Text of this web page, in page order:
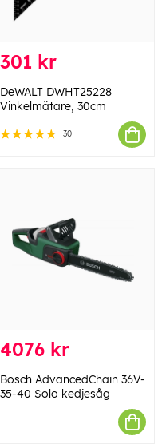
301 kr
DeWALT DWHT25228
Vinkelmätare, 30cm
30
4076 kr
Bosch AdvancedChain 36V-
35-40 Solo kedjesåg